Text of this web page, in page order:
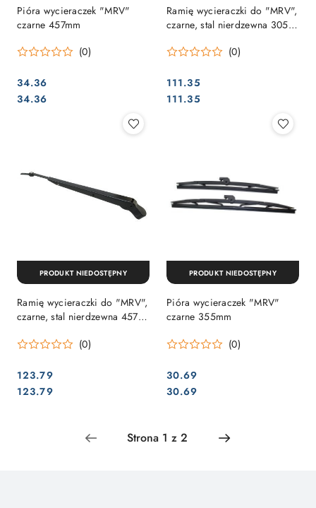
Pióra wycieraczek "MRV"
czarne 457mm
(0)
Cena:
34.36
Cena:
34.36
Ramię wycieraczki do "MRV",
czarne, stal nierdzewna 305-
(0)
Cena:
111.35
Cena:
111.35
Ramię wycieraczki do "MRV",
czarne, stal nierdzewna 457-
(0)
Cena:
123.79
Cena:
123.79
PRODUKT NIEDOSTĘPNY
Pióra wycieraczek "MRV"
czarne 355mm
(0)
Cena:
30.69
Cena:
30.69
PRODUKT NIEDOSTĘPNY